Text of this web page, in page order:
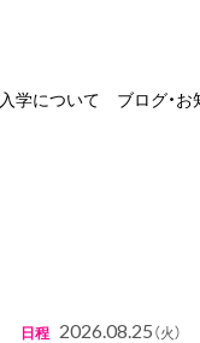
入学について ブログ・
日程 2026.08.25（火）